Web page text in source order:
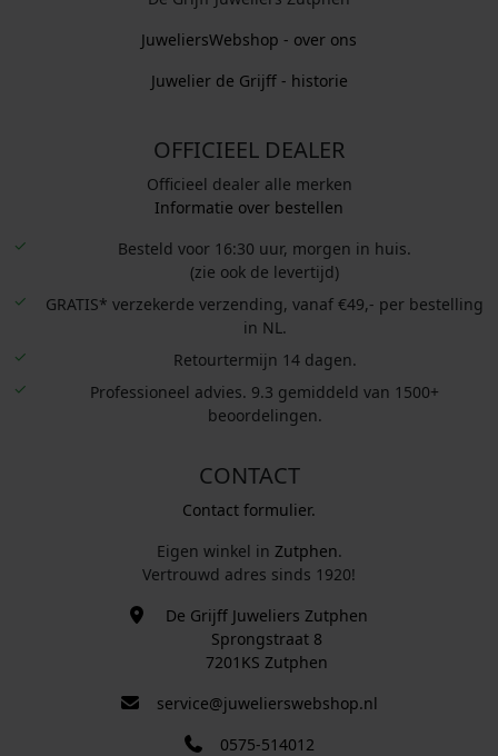
JuweliersWebshop - over ons
Juwelier de Grijff - historie
OFFICIEEL DEALER
Officieel dealer alle merken
Informatie over bestellen
Besteld voor 16:30 uur, morgen in huis.
(zie ook de levertijd)
GRATIS* verzekerde verzending, vanaf €49,- per bestelling
in NL.
Retourtermijn 14 dagen.
Professioneel advies. 9.3 gemiddeld van 1500+
beoordelingen.
CONTACT
Contact formulier.
Eigen winkel in Zutphen.
Vertrouwd adres sinds 1920!
De Grijff Juweliers Zutphen
Sprongstraat 8
7201KS Zutphen
service@juwelierswebshop.nl
0575-514012